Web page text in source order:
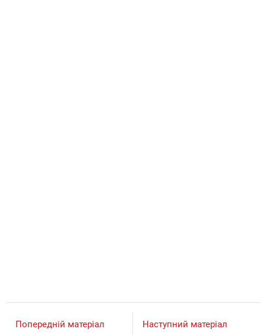
Попередній матеріал
Наступний матеріал